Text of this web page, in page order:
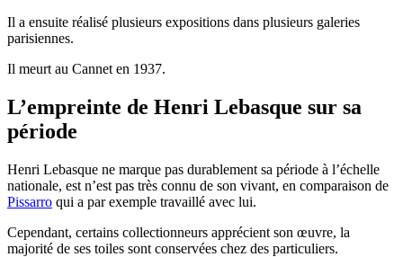
Il a ensuite réalisé plusieurs expositions dans plusieurs galeries
parisiennes.
Il meurt au Cannet en 1937.
L’empreinte de Henri Lebasque sur sa
période
Henri Lebasque ne marque pas durablement sa période à l’échelle
nationale, est n’est pas très connu de son vivant, en comparaison de
Pissarro qui a par exemple travaillé avec lui.
Cependant, certains collectionneurs apprécient son œuvre, la
majorité de ses toiles sont conservées chez des particuliers.